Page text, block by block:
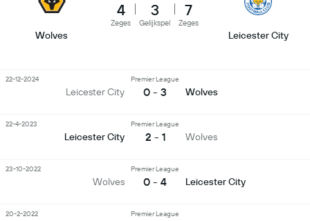
Wolves
4
Zeges
3
Gelijkspel
7
Zeges
Leicester City
Leicester City
Premier League
0 - 3 Wolves
22-12-2024
Leicester City
Premier League
2 - 1 Wolves
22-4-2023
Wolves
Premier League
0 - 4 Leicester City
23-10-2022
Premier League
20-2-2022